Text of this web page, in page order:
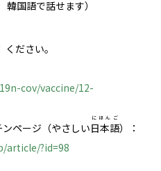
韓国語で話せます）
ください。
cov/vaccine/12-
ンページ（やさしい日本語
にほんご
）：
article/?id=98